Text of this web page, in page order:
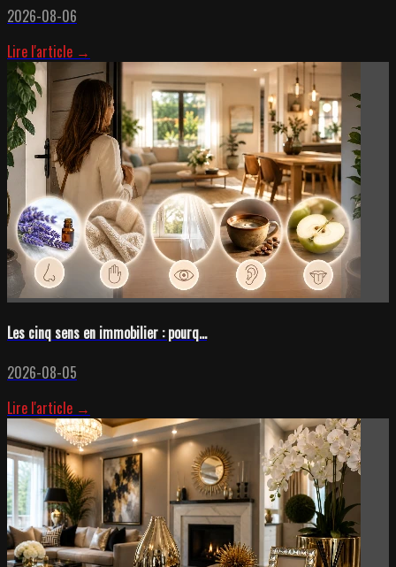
2026-08-06
Lire l'article →
Les cinq sens en immobilier : pourq...
2026-08-05
Lire l'article →